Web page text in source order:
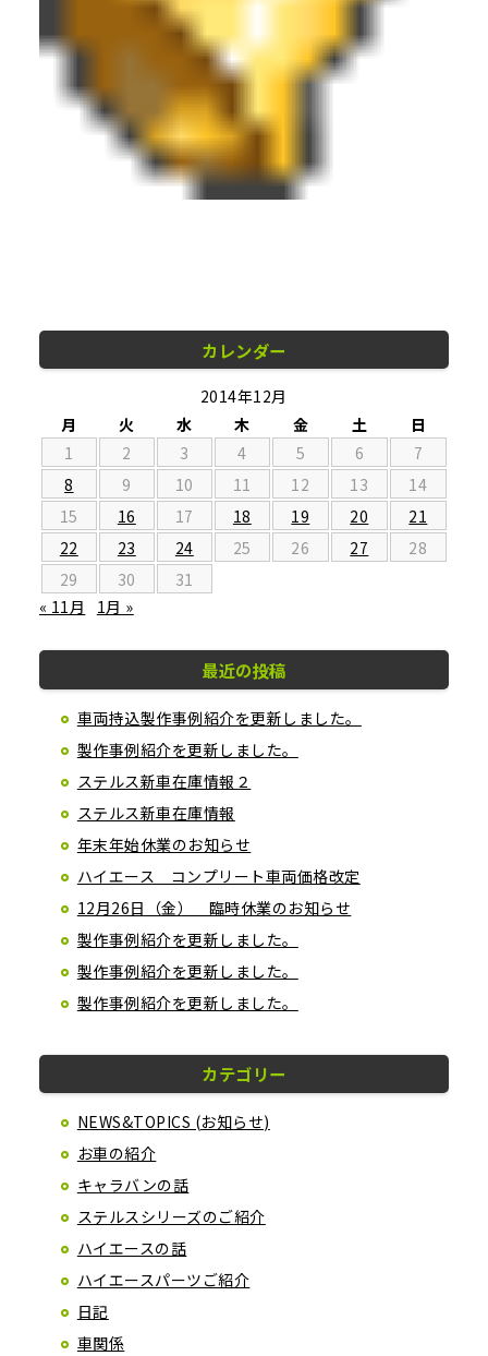
カレンダー
2014年12月
月
火 水 木 金 土
日
1
2 3 4 5 6
7
8
9 10 11 12 13
14
15
16 17 18 19 20
21
22
23 24 25 26 27
28
29
30
31
« 11月
1月 »
最近の投稿
車両持込製作事例紹介を更新しました。
製作事例紹介を更新しました。
ステルス新車在庫情報２
ステルス新車在庫情報
年末年始休業のお知らせ
ハイエース コンプリート車両価格改定
12月26日（金） 臨時休業のお知らせ
製作事例紹介を更新しました。
製作事例紹介を更新しました。
製作事例紹介を更新しました。
カテゴリー
NEWS&TOPICS (お知らせ)
お車の紹介
キャラバンの話
ステルスシリーズのご紹介
ハイエースの話
ハイエースパーツご紹介
日記
車関係